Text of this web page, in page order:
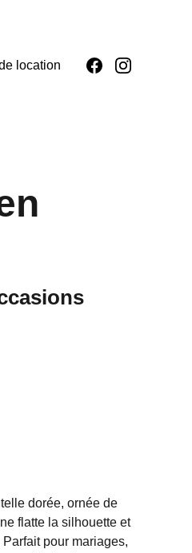
location
dorée, ornée de
flatte la silhouette et
pour mariages,